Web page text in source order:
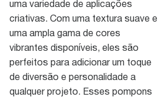
uma variedade de aplicações
criativas. Com uma textura suave e
uma ampla gama de cores
vibrantes disponíveis, eles são
perfeitos para adicionar um toque
de diversão e personalidade a
qualquer projeto. Esses pompons